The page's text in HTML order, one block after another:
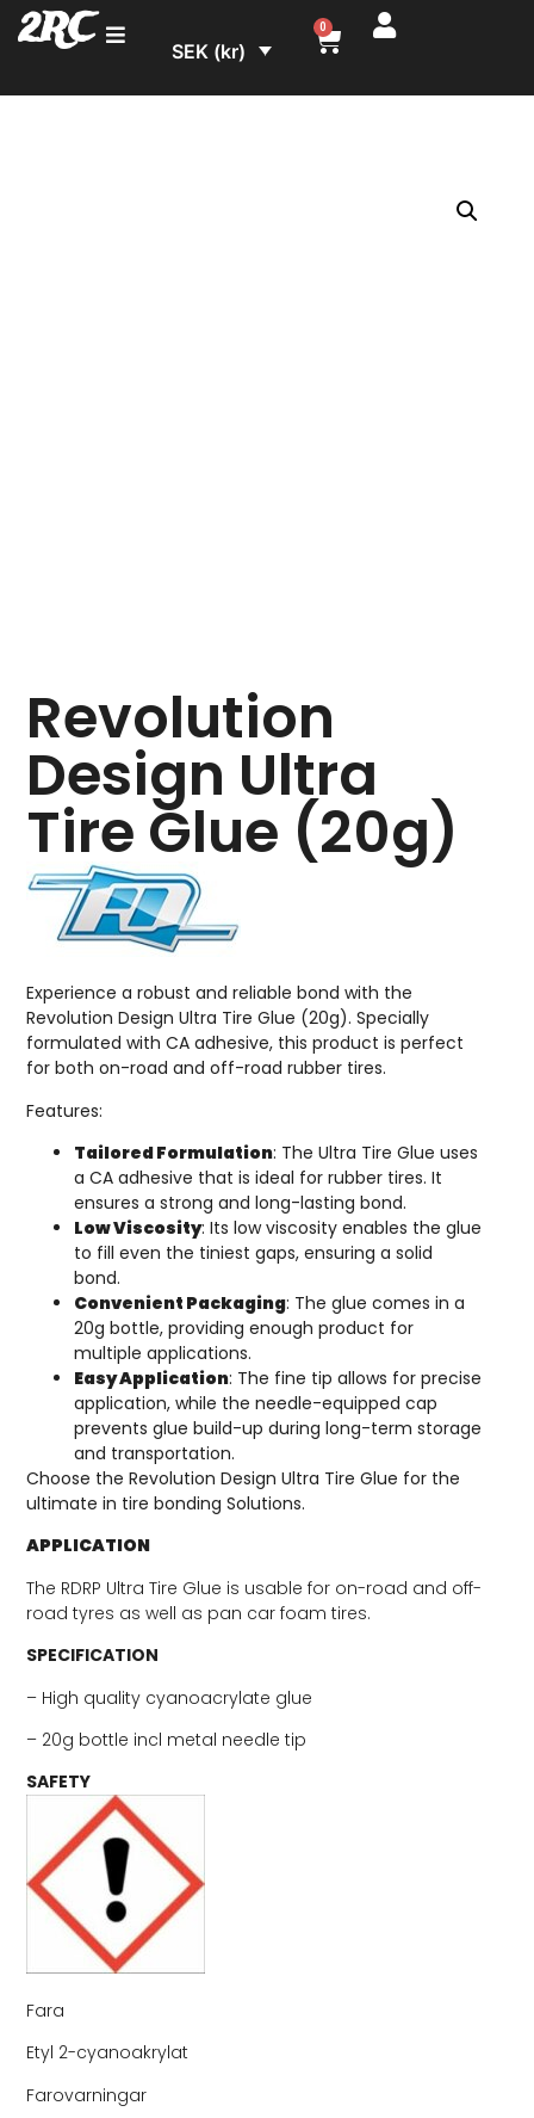
2RC SEK (kr)
0
Revolution
Design Ultra
Tire Glue (20g)
Experience a robust and reliable bond with the
Revolution Design Ultra Tire Glue (20g). Specially
formulated with CA adhesive, this product is perfect
for both on-road and off-road rubber tires.
Features:
Tailored Formulation: The Ultra Tire Glue uses
a CA adhesive that is ideal for rubber tires. It
ensures a strong and long-lasting bond.
Low Viscosity: Its low viscosity enables the glue
to fill even the tiniest gaps, ensuring a solid
bond.
Convenient Packaging: The glue comes in a
20g bottle, providing enough product for
multiple applications.
Easy Application: The fine tip allows for precise
application, while the needle-equipped cap
prevents glue build-up during long-term storage
and transportation.
Choose the Revolution Design Ultra Tire Glue for the
ultimate in tire bonding Solutions.
APPLICATION
The RDRP Ultra Tire Glue is usable for on-road and off-
road tyres as well as pan car foam tires.
SPECIFICATION
– High quality cyanoacrylate glue
– 20g bottle incl metal needle tip
SAFETY
Fara
Etyl 2-cyanoakrylat
Farovarningar